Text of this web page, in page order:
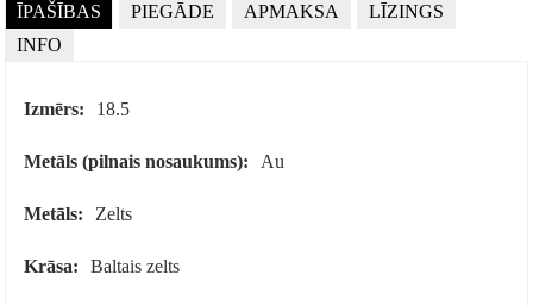
ĪPAŠĪBAS PIEGĀDE APMAKSA
LĪZINGS
INFO
Izmērs: 18.5
Metāls (pilnais nosaukums): Au
Metāls: Zelts
Krāsa: Baltais zelts